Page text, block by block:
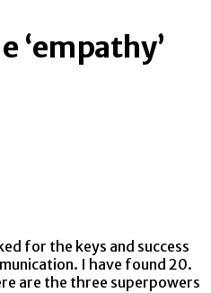
‘empathy’
for the keys and success
I have found 20.
are the three superpowers